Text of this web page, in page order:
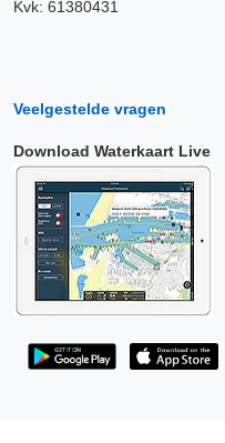
Kvk: 61380431
Veelgestelde vragen
Download Waterkaart Live